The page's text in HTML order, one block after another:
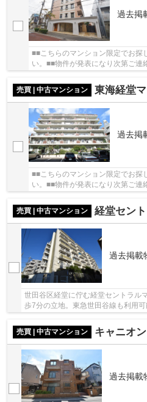
過去掲
■■こちらのマンション限定でお探
い。■■物件が発表になり次第ご連
売買 | 中古マンション 東海経堂
過去掲
■■こちらのマンション限定でお探
い。■■物件が発表になり次第ご連
売買 | 中古マンション 経堂セン
過去掲載
世田谷区経堂に佇む経堂セントラル
歩7分の立地。東急世田谷線も利用
ロック完備でセキュリティしっかり
売買 | 中古マンション
キャニオ
過去掲載